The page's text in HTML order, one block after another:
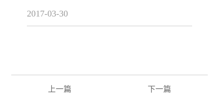
2017-03-30
下一篇
上一篇